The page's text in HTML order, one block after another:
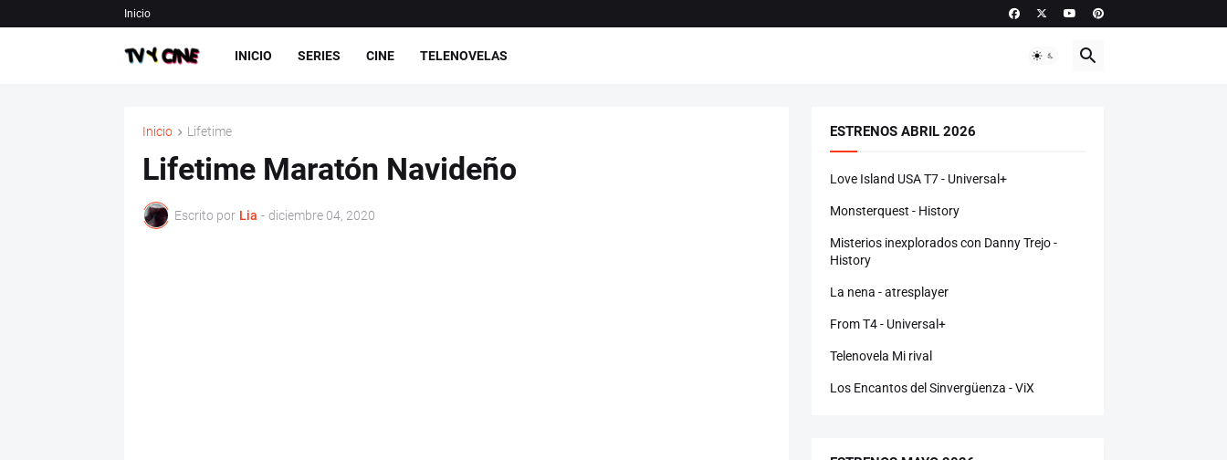
Inicio
INICIO SERIES CINE TELENOVELAS
Inicio Lifetime
Lifetime Maratón Navideño
Escrito por Lia - diciembre 04, 2020
ESTRENOS ABRIL 2026
Love Island USA T7 - Universal+
Monsterquest - History
Misterios inexplorados con Danny Trejo -
History
La nena - atresplayer
From T4 - Universal+
Telenovela Mi rival
Los Encantos del Sinvergüenza - ViX